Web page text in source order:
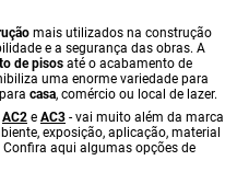
mais utilizados na construção
e a segurança das obras. A
de pisos até o acabamento de
uma enorme variedade para
casa, comércio ou local de lazer.
AC2 e AC3 - vai muito além da marca
exposição, aplicação, material
aqui algumas opções de